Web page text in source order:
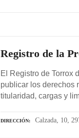
Registro de la
El Registro de Torrox
publicar los derechos
titularidad, cargas y
DIRECCIÓN Calzada, 10,